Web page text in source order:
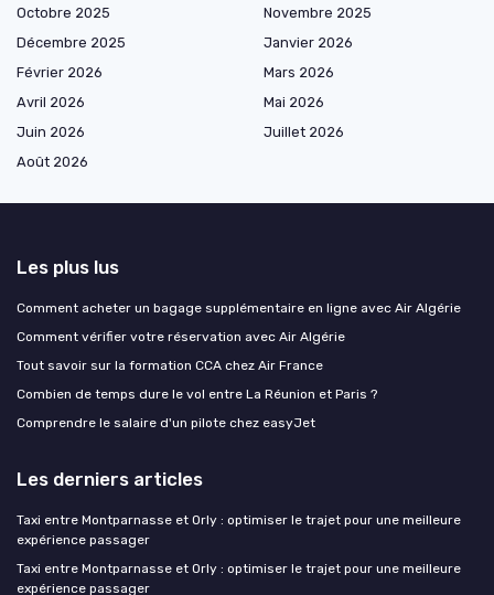
Octobre 2025
Novembre 2025
Décembre 2025
Janvier 2026
Février 2026
Mars 2026
Avril 2026
Mai 2026
Juin 2026
Juillet 2026
Août 2026
Les plus lus
Comment acheter un bagage supplémentaire en ligne avec Air Algérie
Comment vérifier votre réservation avec Air Algérie
Tout savoir sur la formation CCA chez Air France
Combien de temps dure le vol entre La Réunion et Paris ?
Comprendre le salaire d'un pilote chez easyJet
Les derniers articles
Taxi entre Montparnasse et Orly : optimiser le trajet pour une meilleure
expérience passager
Taxi entre Montparnasse et Orly : optimiser le trajet pour une meilleure
expérience passager